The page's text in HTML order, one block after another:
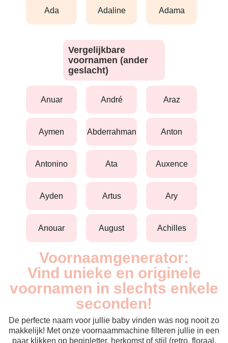
ada adaline adama
Vergelijkbare
voornamen (ander
geslacht)
anuar andré araz
aymen abderrahman anton
antonino ata auxence
ayden artus ary
anouar august achilles
Voornaamgenerator:
Vind unieke en originele
voornamen in slechts enkele
seconden!
De perfecte naam voor jullie baby vinden was nog nooit zo
makkelijk! Met onze voornaammachine filteren jullie in een
paar klikken op beginletter, herkomst of stijl (retro, floraal,